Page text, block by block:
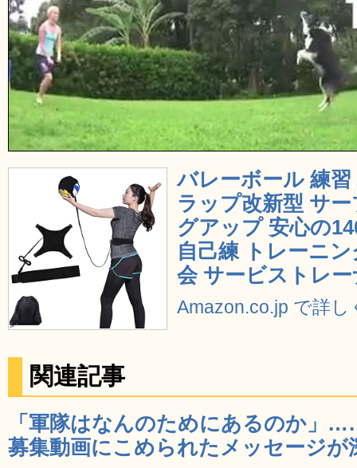
バレーボール 練
ラップ改新型 サ
グアップ 安心の
自己練 トレーニ
会 サービストレー
Amazon.co.jp で詳し
関連記事
「軍隊はなんのためにあるのか」
募集動画にこめられたメッセージが